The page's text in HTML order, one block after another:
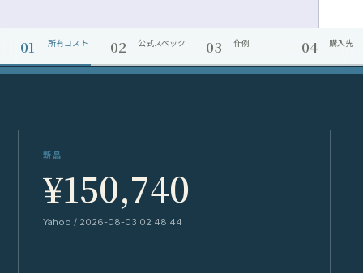
01 所有コスト 02 公式スペック 03 作例 04 購入先
新品
¥150,740
Yahoo / 2026-08-03 02:48:44